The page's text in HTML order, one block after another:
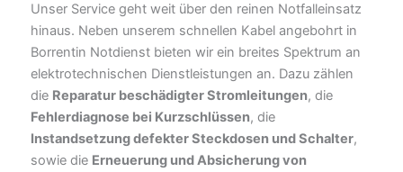
Unser Service geht weit über den reinen Notfalleinsatz
hinaus. Neben unserem schnellen Kabel angebohrt in
Borrentin Notdienst bieten wir ein breites Spektrum an
elektrotechnischen Dienstleistungen an. Dazu zählen
die Reparatur beschädigter Stromleitungen, die
Fehlerdiagnose bei Kurzschlüssen, die
Instandsetzung defekter Steckdosen und Schalter,
sowie die Erneuerung und Absicherung von